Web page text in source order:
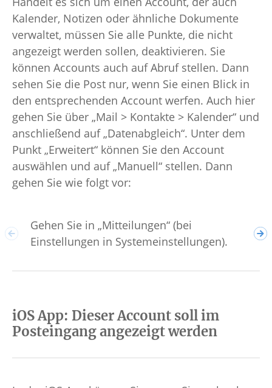
Kalender, Notizen oder ähnliche Dokumente
verwaltet, müssen Sie alle Punkte, die nicht
angezeigt werden sollen, deaktivieren. Sie
können Accounts auch auf Abruf stellen. Dann
sehen Sie die Post nur, wenn Sie einen Blick in
den entsprechenden Account werfen. Auch hier
gehen Sie über „Mail > Kontakte > Kalender“ und
anschließend auf „Datenabgleich“. Unter dem
Punkt „Erweitert“ können Sie den Account
auswählen und auf „Manuell“ stellen. Dann
gehen Sie wie folgt vor:
Gehen Sie in „Mitteilungen“ (bei
Einstellungen in Systemeinstellungen).
iOS App: Dieser Account soll im
Posteingang angezeigt werden